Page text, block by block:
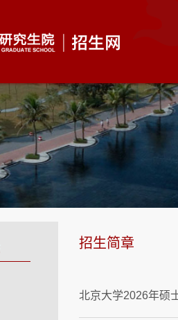
招生简章
北京大学2026年硕